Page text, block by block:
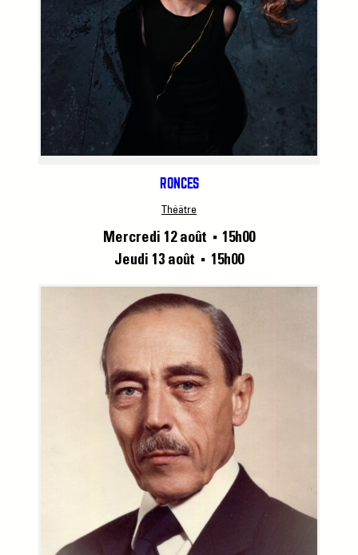
RONCES
Théâtre
Mercredi 12 août ■
15h00
Jeudi 13 août
■ 15h00